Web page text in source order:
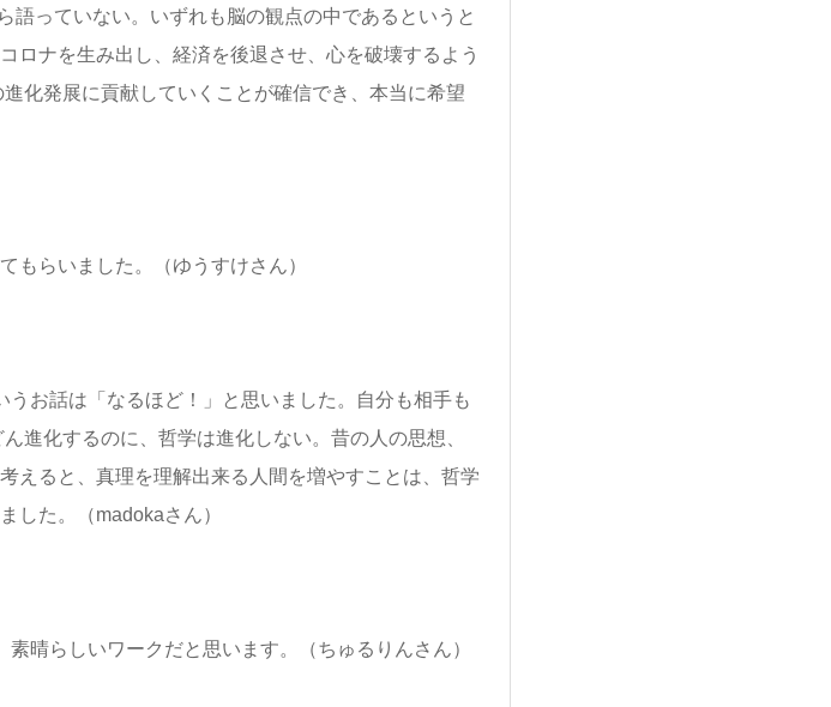
っていない。いずれも脳の観点の中であるというと
ロナを生み出し、経済を後退させ、心を破壊するよう
化発展に貢献していくことが確信でき、本当に希望
もらいました。（ゆうすけさん）
お話は「なるほど！」と思いました。自分も相手も
進化するのに、哲学は進化しない。昔の人の思想、
えると、真理を理解出来る人間を増やすことは、哲学
した。（madokaさん）
晴らしいワークだと思います。（ちゅるりんさん）